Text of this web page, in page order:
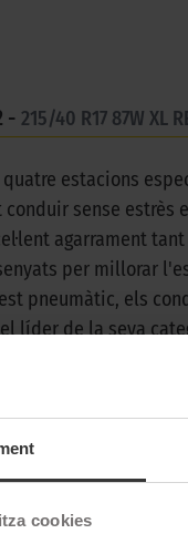
cookies
- 215/40 R17 87W XL
quatre estacions
sense
agarrament
per millorar
pneumàtic, els
líder de la seva
seu disseny
moment de
davant
estan equipats